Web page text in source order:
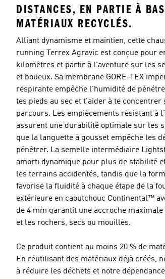
DISTANCES, EN PARTIE À
MATÉRIAUX RECYCLÉS.
Alliant dynamisme et maintien, cette
running Terrex Agravic est conçue pour
kilomètres et partir à l'aventure sur les
et boueux. Sa membrane GORE-TEX
respirante empêche l'humidité de
tes pieds au sec et t'aider à te concentrer
parcours. Les empiècements résistant à
assurent une durabilité optimale sur les
que la languette à gousset empêche les
pénétrer. La semelle intermédiaire
amorti dynamique pour plus de stabilité
les terrains accidentés, tandis que la
favorise la fluidité à chaque étape de la
extérieure en caoutchouc Continental™
de 4 mm garantit une accroche
et les rochers, secs ou mouillés.
Ce produit contient au moins 20 % de
En réutilisant des matériaux déjà créés,
à réduire les déchets et notre